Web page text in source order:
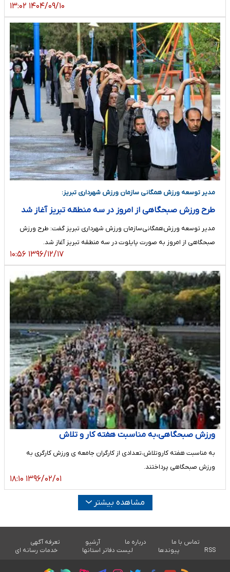
۱۴۰۴/۰۹/۱۰ ۱۳:۰۲
مدیر توسعه ورزش همگانی سازمان ورزش شهرداری تبریز:
طرح ورزش صبحگاهی از امروز در سه منطقه تبریز آغاز شد
مدیر توسعه ورزش‌همگانی‌سازمان ورزش شهرداری تبریز گفت: طرح ورزش
صبحگاهی از امروز به صورت پایلوت در سه منطقه تبریز آغاز شد.
۱۳۹۶/۱۲/۱۷ ۱۰:۵۶
ورزش صبحگاهی،به مناسبت هفته کار و تلاش
به مناسبت هفته کاروتلاش،تعدادی از کارگران جامعه ی ورزش کارگری به
ورزش صبحگاهی پرداختند.
۱۳۹۶/۰۲/۰۱ ۱۸:۱۰
مشاهده بیشتر
تماس با ما درباره ما آرشیو
تعرفه آگهی
RSS
پیوندها لیست دفاتر استانها خدمات رسانه ای